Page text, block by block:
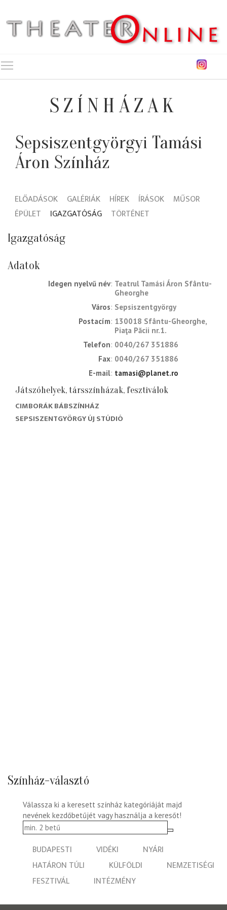
SZÍNHÁZAK
Sepsiszentgyörgyi Tamási
Áron Színház
ELŐADÁSOK GALÉRIÁK HÍREK ÍRÁSOK
MŰSOR
ÉPÜLET
IGAZGATÓSÁG TÖRTÉNET
Igazgatóság
Adatok
Idegen nyelvű név Teatrul Tamási Áron Sfântu-
Gheorghe
Város Sepsiszentgyörgy
Postacím 130018 Sfântu-Gheorghe,
Piaţa Păcii nr.1.
Telefon 0040/267 351886
Fax 0040/267 351886
E-mail tamasi@planet.ro
Játszóhelyek, társszínházak, fesztiválok
CIMBORÁK BÁBSZÍNHÁZ
SEPSISZENTGYÖRGY ÚJ STÚDIÓ
Színház-választó
Válassza ki a keresett színház kategóriáját majd
nevének kezdőbetűjét vagy használja a keresőt!
BUDAPESTI VIDÉKI
NYÁRI
HATÁRON TÚLI
KÜLFÖLDI
NEMZETISÉGI
FESZTIVÁL
INTÉZMÉNY